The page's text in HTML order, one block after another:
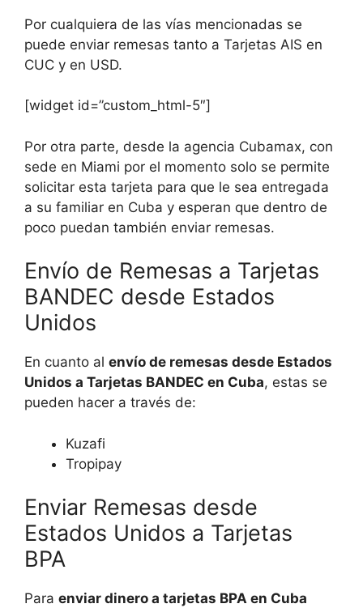
Por cualquiera de las vías mencionadas se
puede enviar remesas tanto a Tarjetas AIS en
CUC y en USD.
[widget id=”custom_html-5″]
Por otra parte, desde la agencia Cubamax, con
sede en Miami por el momento solo se permite
solicitar esta tarjeta para que le sea entregada
a su familiar en Cuba y esperan que dentro de
poco puedan también enviar remesas.
Envío de Remesas a Tarjetas
BANDEC desde Estados
Unidos
En cuanto al envío de remesas desde Estados
Unidos a Tarjetas BANDEC en Cuba, estas se
pueden hacer a través de:
Kuzafi
Tropipay
Enviar Remesas desde
Estados Unidos a Tarjetas
BPA
Para enviar dinero a tarjetas BPA en Cuba